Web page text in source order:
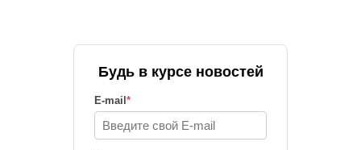
Будь в курсе новостей
E-mail *